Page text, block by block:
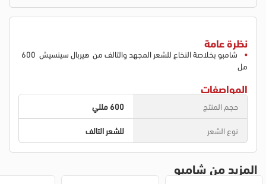
نظرة عامة
شامبو بخلاصة النخاع للشعر المجهد والتالف من هيربال سينسيش 600
مل
المواصفات
حجم المنتج
600 مللي
نوع الشعر
للشعر التالف
المزيد من شامبو